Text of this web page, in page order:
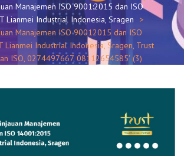
Manajemen ISO 9001:2015 dan ISO
Lianmei Industrial Indonesia, Sragen
Manajemen ISO 90012015 dan ISO
Industrial Indonesia, Sragen, Trust
ISO, 0274497667, 08112654585′ (3)